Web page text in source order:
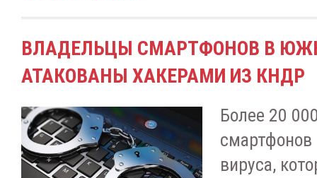
ВЛАДЕЛЬЦЫ СМАРТФОНОВ В
АТАКОВАНЫ ХАКЕРАМИ ИЗ КНДР
Более 20
смартфонов
вируса,